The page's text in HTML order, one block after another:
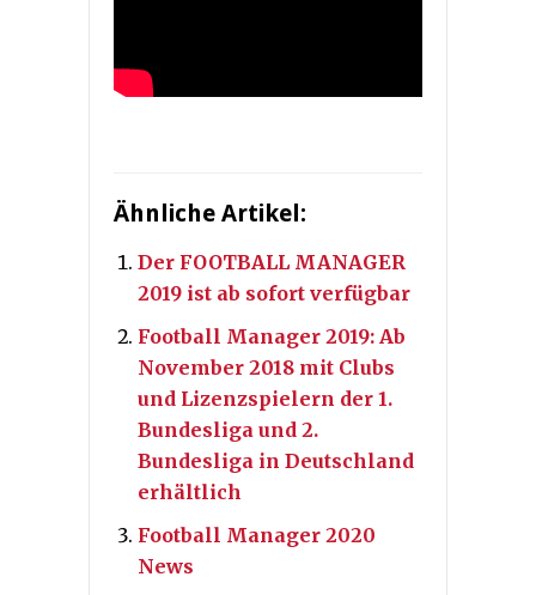
Ähnliche Artikel:
Der FOOTBALL MANAGER
2019 ist ab sofort verfügbar
Football Manager 2019: Ab
November 2018 mit Clubs
und Lizenzspielern der 1.
Bundesliga und 2.
Bundesliga in Deutschland
erhältlich
Football Manager 2020
News